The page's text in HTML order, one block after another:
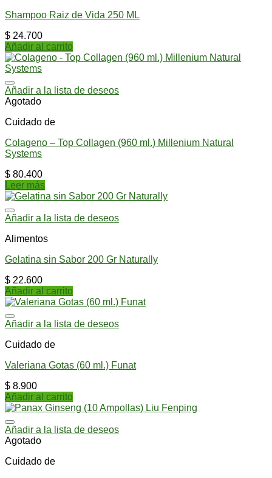
Shampoo Raiz de Vida 250 ML
$ 24.700
Añadir al carrito
Añadir a la lista de deseos
Agotado
Cuidado de
Colageno – Top Collagen (960 ml.) Millenium Natural
Systems
$ 80.400
Leer más
Añadir a la lista de deseos
Alimentos
Gelatina sin Sabor 200 Gr Naturally
$ 22.600
Añadir al carrito
Añadir a la lista de deseos
Cuidado de
Valeriana Gotas (60 ml.) Funat
$ 8.900
Añadir al carrito
Añadir a la lista de deseos
Agotado
Cuidado de